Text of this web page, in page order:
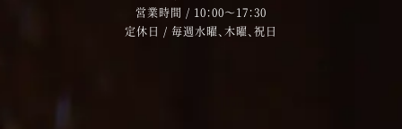
営業時間 / 10：00～17：30
定休日 / 毎週水曜、木曜、祝日